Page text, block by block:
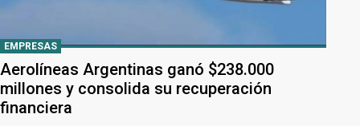
EMPRESAS
Aerolíneas Argentinas ganó $238.000
millones y consolida su recuperación
financiera